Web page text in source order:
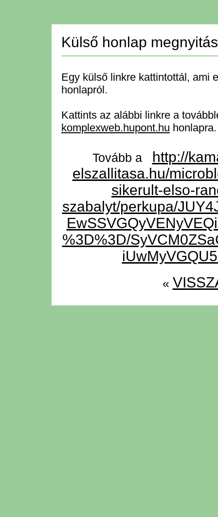
Külső honlap
Egy külső linkre kattintottál, ami
honlapról.
Kattints az alábbi linkre a
komplexweb.hupont.hu honlapra.
Tovább a http://
elszallitasa.hu/
sikerult-elso-
szabalyt/perkupa/
%3D%3D/
«